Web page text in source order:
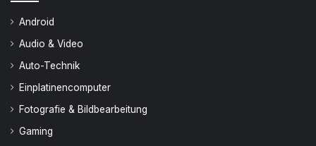
Android
Audio & Video
Auto-Technik
Einplatinencomputer
Fotografie & Bildbearbeitung
Gaming